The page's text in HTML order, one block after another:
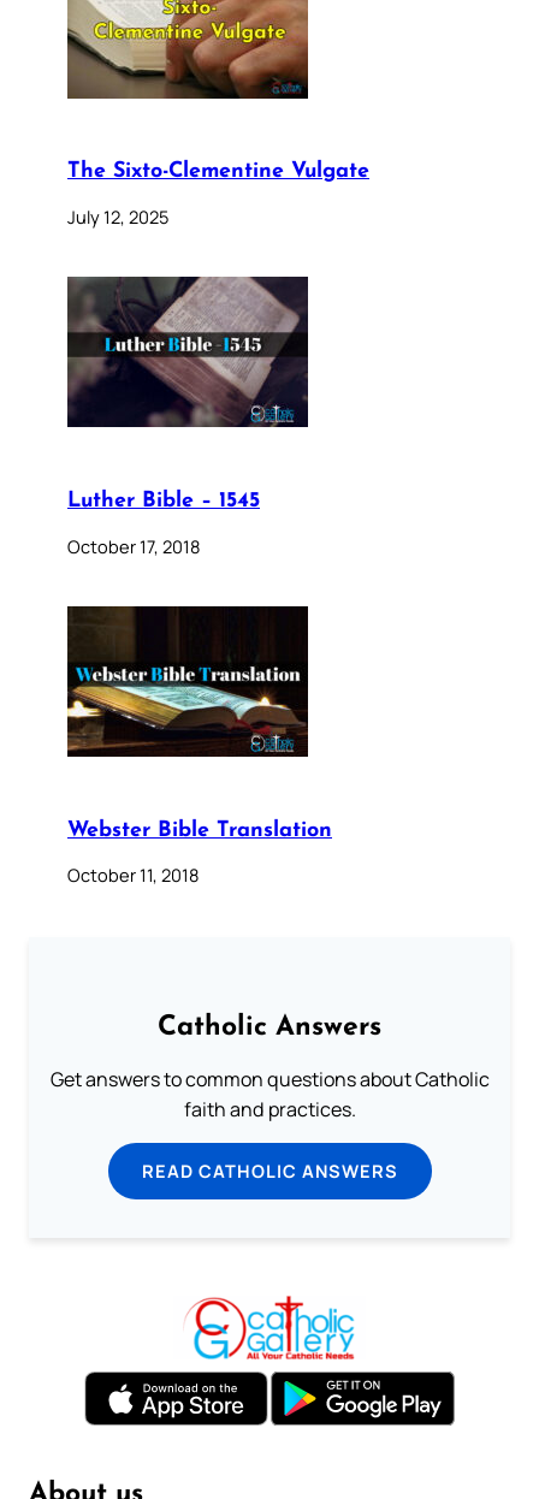
The Sixto-Clementine Vulgate
July 12, 2025
Luther Bible – 1545
October 17, 2018
Webster Bible Translation
October 11, 2018
Catholic Answers
Get answers to common questions about Catholic
faith and practices.
READ CATHOLIC ANSWERS